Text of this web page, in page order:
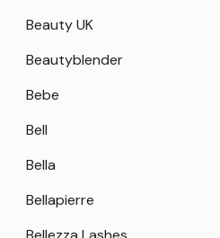
Beauty UK
Beautyblender
Bebe
Bell
Bella
Bellapierre